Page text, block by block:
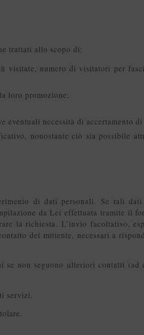
trattati allo scopo di:
visitate, numero di visitatori per
loro promozione;
eventuali necessità di accertamento
nonostante ciò sia possibile
di dati personali. Se tali
da Lei effettuata tramite il
la richiesta. L’invio facoltativo,
del mittente, necessari a
se non seguono ulteriori contatti (ad
servizi.